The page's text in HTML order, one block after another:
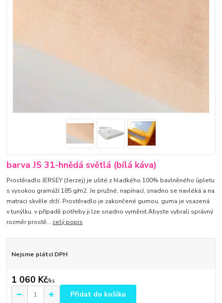
barva JS 31-hnědá světlá (bílá káva)
Prostěradlo JERSEY (žerzej) je ušité z hladkého 100% bavlněného úpletu
s vysokou gramáží 185 g/m2. Je pružné, napínací, snadno se navléká a na
matraci skvěle drží. Prostěradlo je zakončené gumou, guma je vsazená
v tunýlku, v případě potřeby ji lze snadno vyměnit.Abyste vybrali správný
rozměr prostě... celý popis
Nejsme plátci DPH
1 060 Kč/ks
Přidat do košíku